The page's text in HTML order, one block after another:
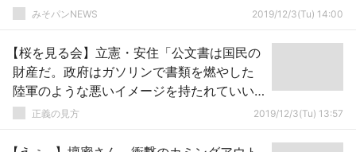
みそパンNEWS 2019/12/3(Tu) 14:00
【桜を見る会】立憲・安住「公文書は国民の
財産だ。政府はガソリンで書類を燃やした
陸軍のような悪いイメージを持たれていい
のか」正義の見方 2019/12/3(Tu) 13:57